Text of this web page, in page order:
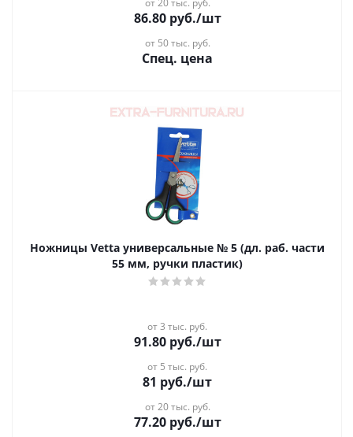
от 20 тыс. руб.
86.80руб./шт
от 50 тыс. руб.
Спец. цена
Ножницы Vetta универсальные № 5 (дл. раб. части
55 мм, ручки пластик)
от 3 тыс. руб.
91.80руб./шт
от 5 тыс. руб.
81 руб./шт
от 20 тыс. руб.
77.20руб./шт